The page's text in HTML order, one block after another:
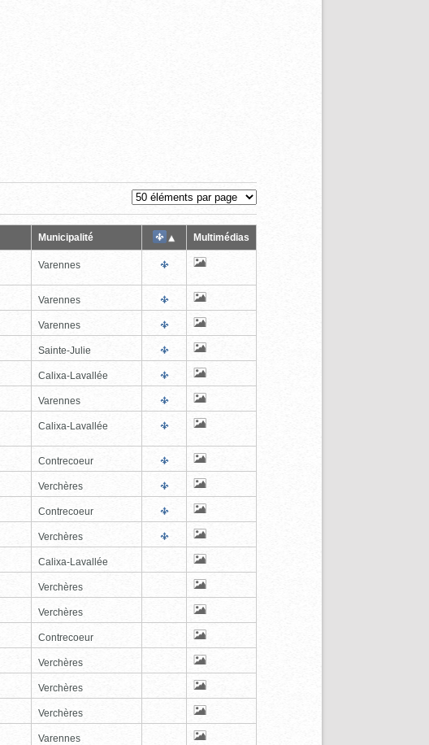
Municipalité Multimédias
Varennes
Varennes
Varennes
Sainte-Julie
Calixa-Lavallée
Varennes
Calixa-Lavallée
Contrecoeur
Verchères
Contrecoeur
Verchères
Calixa-Lavallée
Verchères
Verchères
Contrecoeur
Verchères
Verchères
Verchères
Varennes